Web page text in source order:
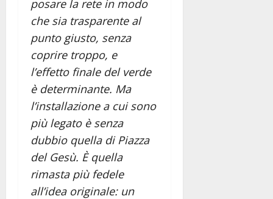
posare la rete in modo
che sia trasparente al
punto giusto, senza
coprire troppo, e
l’effetto finale del verde
è determinante. Ma
l’installazione a cui sono
più legato è senza
dubbio quella di Piazza
del Gesù. È quella
rimasta più fedele
all’idea originale: un